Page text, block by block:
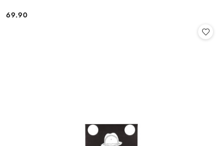
Cena:
69.90